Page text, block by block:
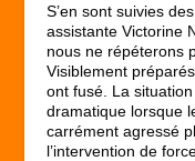
S’en sont suivies
assistante Victorine
nous ne répéterons
Visiblement
ont fusé. La
dramatique lorsque
carrément agressé
l’intervention de